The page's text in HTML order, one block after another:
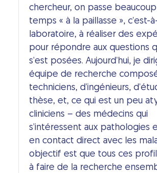
chercheur, on passe
temps « à la paillasse », c’est-
laboratoire, à réaliser des
pour répondre aux questions
s’est posées. Aujourd’hui, je
équipe de recherche
techniciens, d’ingénieurs,
thèse, et, ce qui est un peu
cliniciens – des médecins qui
s’intéressent aux pathologies
en contact direct avec les
objectif est que tous ces
à faire de la recherche